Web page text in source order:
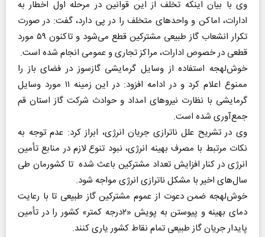
وی با بیان اینکه تخلف از این قوانین در مرحله اول اخطار به
ادارات، اماکن و واحد‌های متخلف را در پی دارد، گفت: در صورت
تکرار انشعاب گاز طبیعی مشترکین قطع می‌شود و تاکنون ۵۹ مورد
قطعی در خصوص ادارات، مراکز تجاری و عمومی انجام شده است.
خوش‌لهجه استفاده از وسایل گرمایشی گازسوز در فضای باز را
ممنوع اعلام کرد و در ادامه افزود: در این زمینه ۱۱ مورد وسایل
گرمایشی با نظارت نیرو‌های امداد و حوادث شرکت گاز استان قم
جمع‌آوری شده است.
وی در تشریح علل ناترازی جریان انرژی، ابراز کرد: عدم توجه به
نکات مرتبط با مصرف بهینه انرژی، نبود تنوع لازم در منابع تأمین
انرژی در کنار افزایش تعداد مشترکین باعث شده تا کشورمان طی
سال‌های اخیر با مشکل ناترازی انرژی مواجه شود.
خوش‌لهجه ضمن دعوت از عموم مشترکین گاز طبیعی تا با رعایت
دمای بهینه و پیوستن به پویش «۲درجه کمتر» کشور را در تأمین
پایدار جریان گاز طبیعی تمام نقاط کشور یاری کنند.